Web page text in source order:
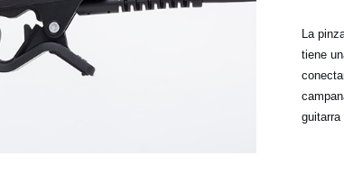
La
tiene
guitarra